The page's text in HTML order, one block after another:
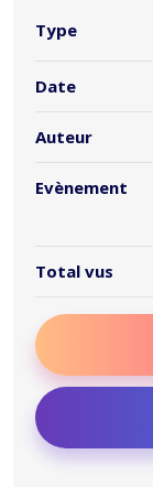
Type
Date
Auteur
Evènement
Total vus